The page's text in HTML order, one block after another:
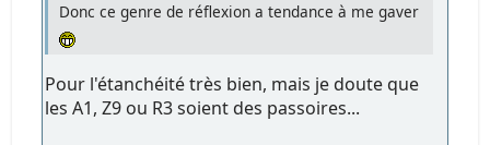
Donc ce genre de réflexion a tendance à me gaver
Pour l'étanchéité très bien, mais je doute que
les A1, Z9 ou R3 soient des passoires...